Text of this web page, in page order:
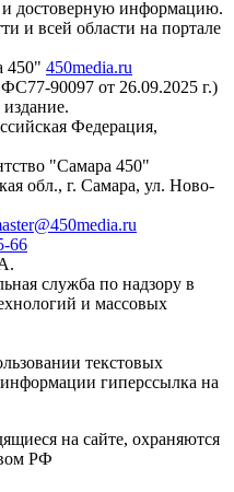
достоверную информацию.
и всей области на портале
450" 450media.ru
90097 от 26.09.2025 г.)
Федерация,
"Самара 450"
обл., г. Самара, ул. Ново-
66
служба по надзору в
и массовых
текстовых
гиперссылка на
на сайте, охраняются
РФ